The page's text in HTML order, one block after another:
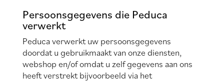
Persoonsgegevens die Peduca
verwerkt
Peduca verwerkt uw persoonsgegevens
doordat u gebruikmaakt van onze diensten,
webshop en/of omdat u zelf gegevens aan ons
heeft verstrekt bijvoorbeeld via het